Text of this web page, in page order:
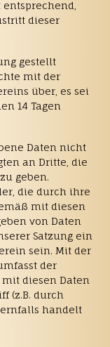
dieser
gestellt
mit der
über, es sei
14 Tagen
Daten nicht
an Dritte, die
geben.
die durch ihre
mit diesen
von Daten
Satzung ein
sein. Mit der
der
mit diesen Daten
(z.B. durch
handelt